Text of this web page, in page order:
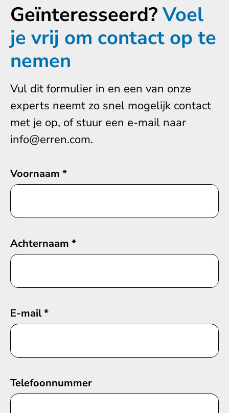
Geïnteresseerd?Voel
je vrij om contact op te
nemen
Vul dit formulier in en een van onze
experts neemt zo snel mogelijk contact
met je op, of stuur een e-mail naar
info@erren.com.
Voornaam *
Achternaam *
E-mail*
Telefoonnummer